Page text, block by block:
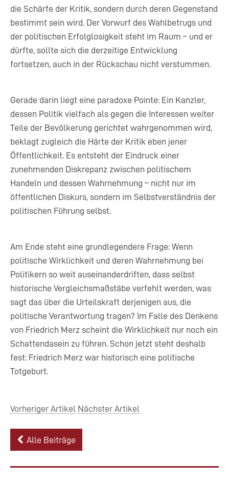
die Schärfe der Kritik, sondern durch deren Gegenstand
bestimmt sein wird. Der Vorwurf des Wahlbetrugs und
der politischen Erfolglosigkeit steht im Raum – und er
dürfte, sollte sich die derzeitige Entwicklung
fortsetzen, auch in der Rückschau nicht verstummen.
Gerade darin liegt eine paradoxe Pointe: Ein Kanzler,
dessen Politik vielfach als gegen die Interessen weiter
Teile der Bevölkerung gerichtet wahrgenommen wird,
beklagt zugleich die Härte der Kritik eben jener
Öffentlichkeit. Es entsteht der Eindruck einer
zunehmenden Diskrepanz zwischen politischem
Handeln und dessen Wahrnehmung – nicht nur im
öffentlichen Diskurs, sondern im Selbstverständnis der
politischen Führung selbst.
Am Ende steht eine grundlegendere Frage: Wenn
politische Wirklichkeit und deren Wahrnehmung bei
Politikern so weit auseinanderdriften, dass selbst
historische Vergleichsmaßstäbe verfehlt werden, was
sagt das über die Urteilskraft derjenigen aus, die
politische Verantwortung tragen? Im Falle des Denkens
von Friedrich Merz scheint die Wirklichkeit nur noch ein
Schattendasein zu führen. Schon jetzt steht deshalb
fest: Friedrich Merz war historisch eine politische
Totgeburt.
Vorheriger Artikel Nächster Artikel
Alle Beiträge